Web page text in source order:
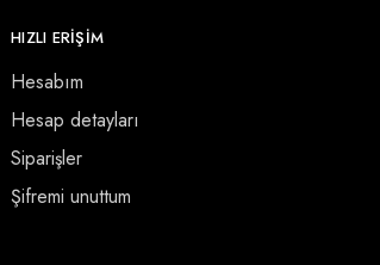
HIZLI ERİŞİM
Hesabım
Hesap detayları
Siparişler
Şifremi unuttum